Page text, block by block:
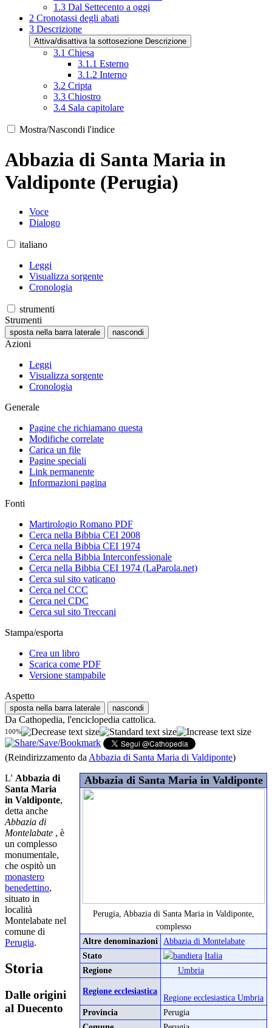
1.3 Dal Settecento a oggi
2 Cronotassi degli abati
3 Descrizione
Attiva/disattiva la sottosezione Descrizione
3.1 Chiesa
3.1.1 Esterno
3.1.2 Interno
3.2 Cripta
3.3 Chiostro
3.4 Sala capitolare
Mostra/Nascondi l'indice
Abbazia di Santa Maria in
Valdiponte (Perugia)
Voce
Dialogo
italiano
Leggi
Visualizza sorgente
Cronologia
strumenti
Strumenti
sposta nella barra laterale nascondi
Azioni
Leggi
Visualizza sorgente
Cronologia
Generale
Pagine che richiamano questa
Modifiche correlate
Carica un file
Pagine speciali
Link permanente
Informazioni pagina
Fonti
Martirologio Romano PDF
Cerca nella Bibbia CEI 2008
Cerca nella Bibbia CEI 1974
Cerca nella Bibbia Interconfessionale
Cerca nella Bibbia CEI 1974 (LaParola.net)
Cerca sul sito vaticano
Cerca nel CCC
Cerca nel CDC
Cerca sul sito Treccani
Stampa/esporta
Crea un libro
Scarica come PDF
Versione stampabile
Aspetto
sposta nella barra laterale nascondi
Da Cathopedia, l'enciclopedia cattolica.
100%
(Reindirizzamento da Abbazia di Santa Maria di Valdiponte)
Abbazia di Santa Maria in Valdiponte
Perugia, Abbazia di Santa Maria in Valdiponte,
complesso
Altre denominazioni
Abbazia di Montelabate
Stato
Italia
Regione
Umbria
Regione ecclesiastica
Regione ecclesiastica Umbria
Provincia
Perugia
L' Abbazia di
Santa Maria
in Valdiponte,
detta anche
Abbazia di
Montelabate , è
un complesso
monumentale,
che ospitò un
monastero
benedettino,
situato in
località
Montelabate nel
comune di
Perugia.
Storia
Dalle origini
al Duecento